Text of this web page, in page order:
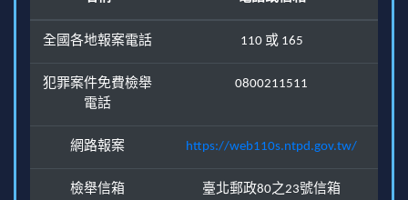
全國各地報案電話 110 或 165
犯罪案件免費檢舉
電話
0800211511
網路報案 https://web110s.ntpd.gov.tw/
檢舉信箱 臺北郵政80之23號信箱